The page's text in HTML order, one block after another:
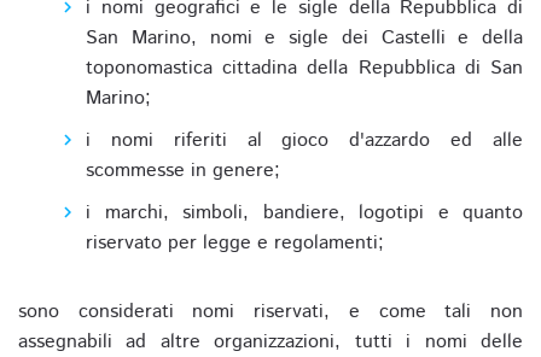
i nomi geografici e le sigle della Repubblica di
San Marino, nomi e sigle dei Castelli e della
toponomastica cittadina della Repubblica di San
Marino;
i nomi riferiti al gioco d'azzardo ed alle
scommesse in genere;
i marchi, simboli, bandiere, logotipi e quanto
riservato per legge e regolamenti;
sono considerati nomi riservati, e come tali non
assegnabili ad altre organizzazioni, tutti i nomi delle